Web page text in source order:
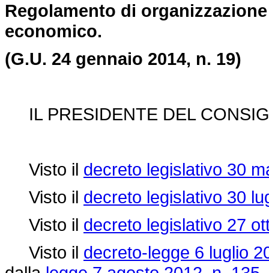
Regolamento di
economico.
(G.U. 24 gennaio 2014, n. 19)
IL PRESIDENTE DEL
Visto il decreto legislativo 30
Visto il decreto legislativo 30
Visto il decreto legislativo 27
Visto il decreto-legge 6 luglio